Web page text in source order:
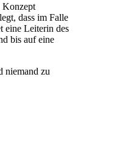
Konzept
dass im Falle
eine Leiterin des
bis auf eine
niemand zu